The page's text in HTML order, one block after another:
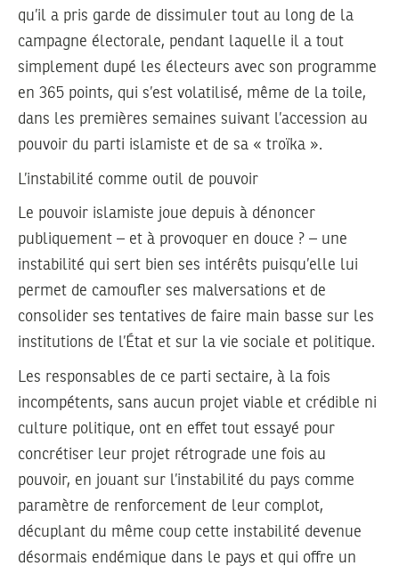
qu’il a pris garde de dissimuler tout au long de la
campagne électorale, pendant laquelle il a tout
simplement dupé les électeurs avec son programme
en 365 points, qui s’est volatilisé, même de la toile,
dans les premières semaines suivant l’accession au
pouvoir du parti islamiste et de sa « troïka ».
L’instabilité comme outil de pouvoir
Le pouvoir islamiste joue depuis à dénoncer
publiquement – et à provoquer en douce ? – une
instabilité qui sert bien ses intérêts puisqu’elle lui
permet de camoufler ses malversations et de
consolider ses tentatives de faire main basse sur les
institutions de l’État et sur la vie sociale et politique.
Les responsables de ce parti sectaire, à la fois
incompétents, sans aucun projet viable et crédible ni
culture politique, ont en effet tout essayé pour
concrétiser leur projet rétrograde une fois au
pouvoir, en jouant sur l’instabilité du pays comme
paramètre de renforcement de leur complot,
décuplant du même coup cette instabilité devenue
désormais endémique dans le pays et qui offre un